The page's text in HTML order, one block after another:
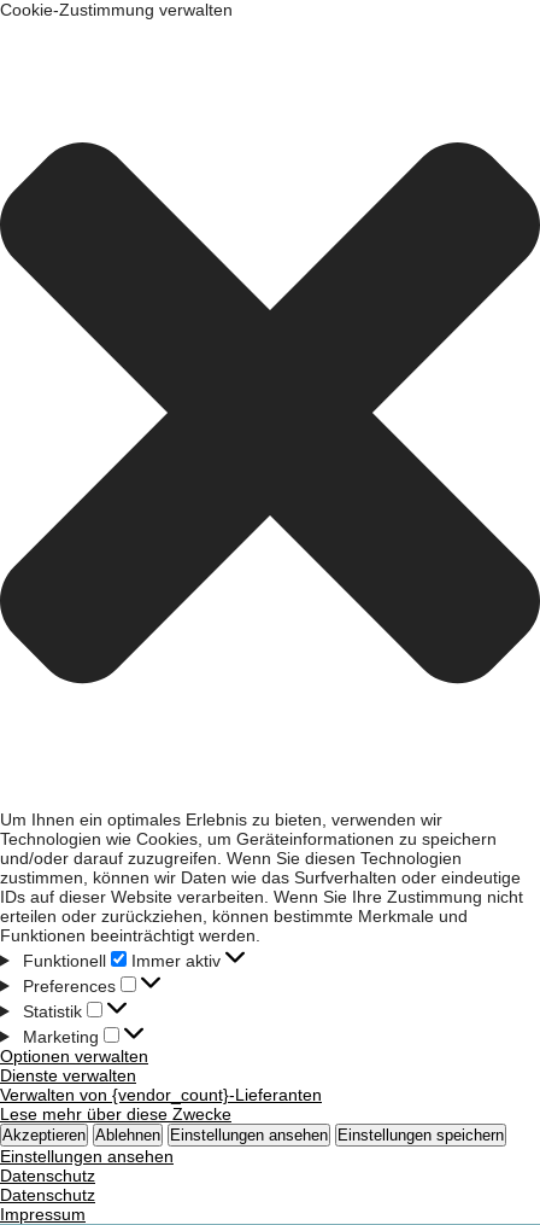
Cookie-Zustimmung verwalten
Um Ihnen ein optimales Erlebnis zu bieten, verwenden wir
Technologien wie Cookies, um Geräteinformationen zu speichern
und/oder darauf zuzugreifen. Wenn Sie diesen Technologien
zustimmen, können wir Daten wie das Surfverhalten oder eindeutige
IDs auf dieser Website verarbeiten. Wenn Sie Ihre Zustimmung nicht
erteilen oder zurückziehen, können bestimmte Merkmale und
Funktionen beeinträchtigt werden.
Funktionell
Immer aktiv
Preferences
Statistik
Marketing
Optionen verwalten
Dienste verwalten
Verwalten von {vendor_count}-Lieferanten
Lese mehr über diese Zwecke
Akzeptieren Ablehnen Einstellungen ansehen Einstellungen speichern
Einstellungen ansehen
Datenschutz
Datenschutz
Impressum